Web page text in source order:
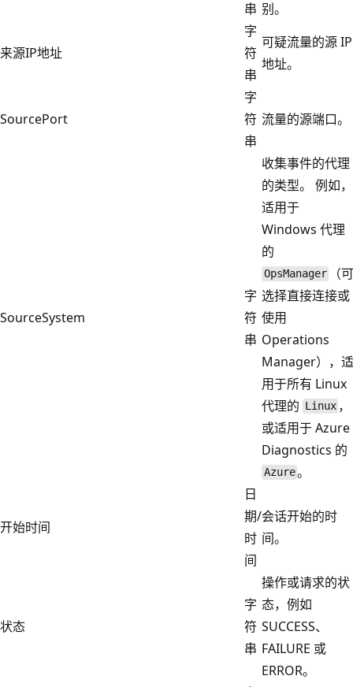
串 别。
来源IP地址
字
符
串
可疑流量的源 IP
地址。
SourcePort
字
符
串
流量的源端口。
SourceSystem
字
符
串
收集事件的代理
的类型。 例如，
适用于
Windows 代理
的
OpsManager
（
选择直接连接或
使用
Operations
Manager），适
用于所有 Linux
代理的 Linux ，
或适用于 Azure
Diagnostics 的
Azure。
开始时间
日
期/
时
间
会话开始的时
间。
状态
字
符
串
操作或请求的状
态，例如
SUCCESS、
FAILURE 或
ERROR。